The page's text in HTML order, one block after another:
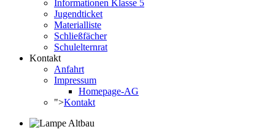
Informationen Klasse 5
Jugendticket
Materialliste
Schließfächer
Schulelternrat
Kontakt
Anfahrt
Impressum
Homepage-AG
">Kontakt